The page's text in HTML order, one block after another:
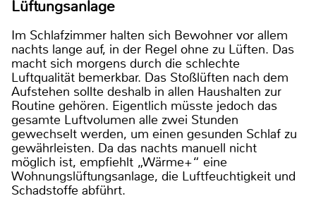
Lüftungsanlage
Im Schlafzimmer halten sich Bewohner vor allem
nachts lange auf, in der Regel ohne zu Lüften. Das
macht sich morgens durch die schlechte
Luftqualität bemerkbar. Das Stoßlüften nach dem
Aufstehen sollte deshalb in allen Haushalten zur
Routine gehören. Eigentlich müsste jedoch das
gesamte Luftvolumen alle zwei Stunden
gewechselt werden, um einen gesunden Schlaf zu
gewährleisten. Da das nachts manuell nicht
möglich ist, empfiehlt „Wärme+“ eine
Wohnungslüftungsanlage, die Luftfeuchtigkeit und
Schadstoffe abführt.